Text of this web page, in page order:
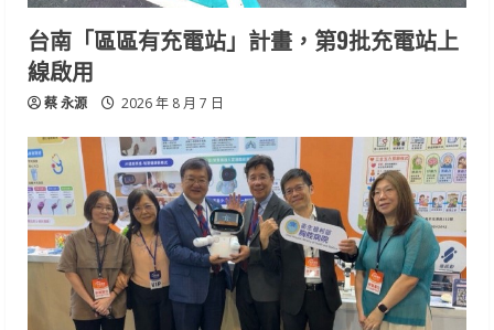
台南「區區有充電站」計畫，第9批充電站上
線啟用
蔡 永源 2026 年 8 月 7 日